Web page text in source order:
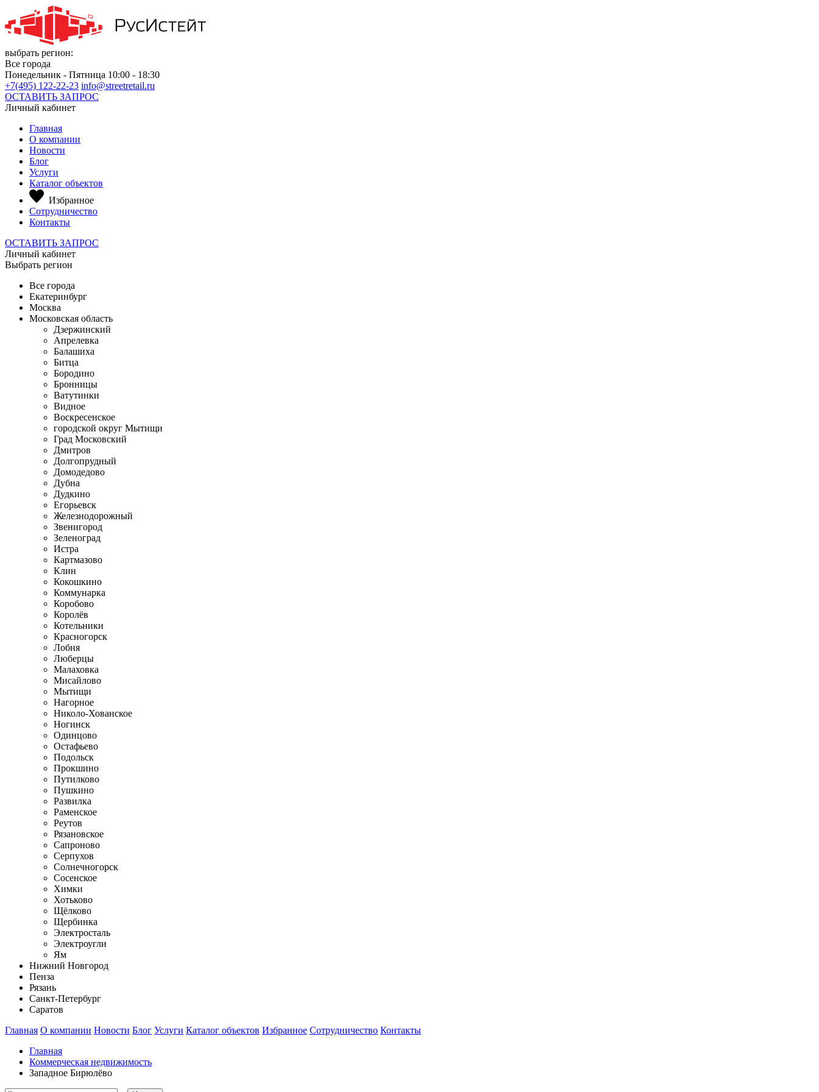
выбрать регион:
Все города
Понедельник - Пятница 10:00 - 18:30
+7(495) 122-22-23 info@streetretail.ru
ОСТАВИТЬ ЗАПРОС
Личный кабинет
Главная
О компании
Новости
Блог
Услуги
Каталог объектов
Избранное
Сотрудничество
Контакты
ОСТАВИТЬ ЗАПРОС
Личный кабинет
Выбрать регион
Все города
Екатеринбург
Москва
Московская область
Дзержинский
Апрелевка
Балашиха
Битца
Бородино
Бронницы
Ватутинки
Видное
Воскресенское
городской округ Мытищи
Град Московский
Дмитров
Долгопрудный
Домодедово
Дубна
Дудкино
Егорьевск
Железнодорожный
Звенигород
Зеленоград
Истра
Картмазово
Клин
Кокошкино
Коммунарка
Коробово
Королёв
Котельники
Красногорск
Лобня
Люберцы
Малаховка
Мисайлово
Мытищи
Нагорное
Николо-Хованское
Ногинск
Одинцово
Остафьево
Подольск
Прокшино
Путилково
Пушкино
Развилка
Раменское
Реутов
Рязановское
Сапроново
Серпухов
Солнечногорск
Сосенское
Химки
Хотьково
Щёлково
Щербинка
Электросталь
Электроугли
Ям
Нижний Новгород
Пенза
Рязань
Санкт-Петербург
Саратов
Главная О компании Новости Блог Услуги Каталог объектов Избранное Сотрудничество Контакты
Главная
Коммерческая недвижимость
Западное Бирюлёво